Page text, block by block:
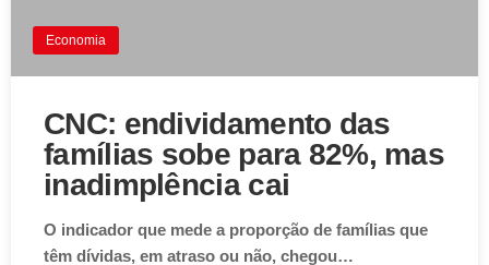
Economia
CNC: endividamento das
famílias sobe para 82%, mas
inadimplência cai
O indicador que mede a proporção de famílias que
têm dívidas, em atraso ou não, chegou…